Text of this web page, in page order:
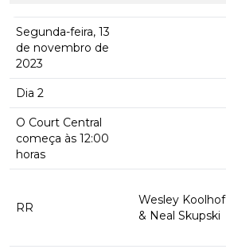
Segunda-feira, 13
de novembro de
2023
Dia 2
O Court Central
começa às 12:00
horas
RR
Wesley Koolhof
& Neal Skupski